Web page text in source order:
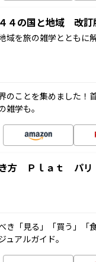
４の国と地域 改訂
域を旅の雑学とともに
のことを集めました！
雑学も。
方 Ｐｌａｔ パリ
き「見る」「買う」「
ュアルガイド。